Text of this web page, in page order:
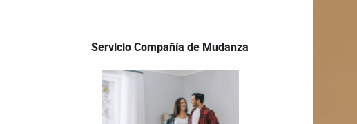
Servicio Compañía de Mudanza